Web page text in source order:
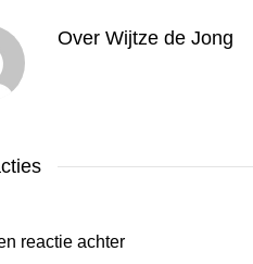
Over Wijtze de Jong
reactie achter